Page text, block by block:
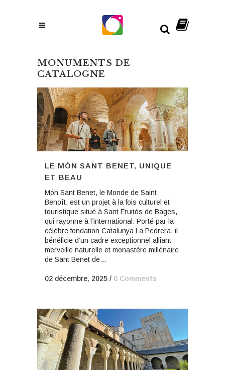
MONUMENTS DE
CATALOGNE
LE MÓN SANT BENET, UNIQUE
ET BEAU
Món Sant Benet, le Monde de Saint
Benoît, est un projet à la fois culturel et
touristique situé à Sant Fruitós de Bages,
qui rayonne à l’international. Porté par la
célèbre fondation Catalunya La Pedrera, il
bénéficie d’un cadre exceptionnel alliant
merveille naturelle et monastère millénaire
de Sant Benet de...
02 décembre, 2025 / 0 Comments